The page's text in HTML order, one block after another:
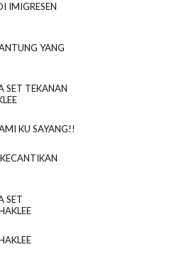
IMIGRESEN
YANG
SET TEKANAN
KU SAYANG!!
SET